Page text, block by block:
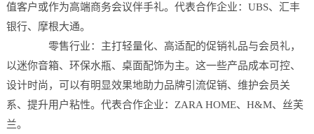
值客户或作为高端商务会议伴手礼。代表合作企业：UBS、汇丰
银行、摩根大通。
零售行业：主打轻量化、高适配的促销礼品与会员礼，
以迷你音箱、环保水瓶、桌面配饰为主。这一些产品成本可控、
设计时尚，可以有明显效果地助力品牌引流促销、维护会员关
系、提升用户粘性。代表合作企业：ZARA HOME、H&M、丝芙
兰。